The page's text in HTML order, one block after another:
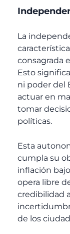
La
consagrada
Esto
ni poder del
actuar en
tomar
políticas.
Esta
cumpla su
inflación
opera libre
credibilidad
de los